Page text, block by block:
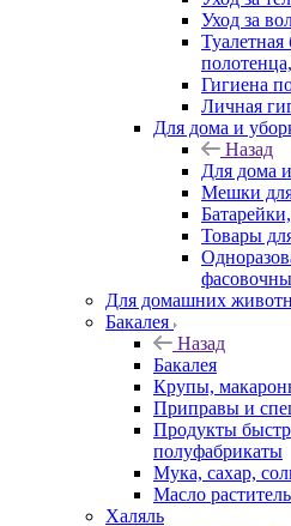
Уход за
Гигиена
Личная
Для дома и
Назад
Для дома
Мешки
Товары
Для домашних
Бакалея
Назад
Бакалея
Крупы,
Приправы и
Продукты
полуфабрикаты
Мука, сахар,
Масло
Халяль